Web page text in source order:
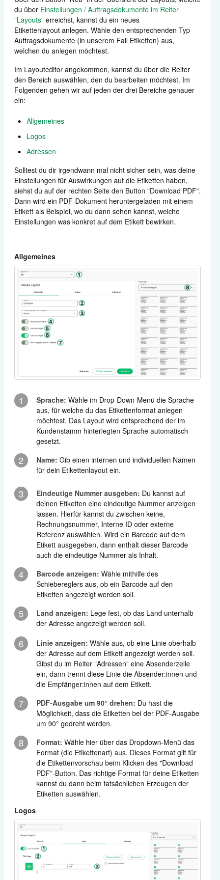
Zahlungen
Versand
Automatisierung
Berichte
du über Einstellungen / Auftragsdokumente im Reiter
"Layouts"erreichst, kannst du ein neues
Etikettenlayout anlegen. Wähle den entsprechenden Typ
Auftragsdokumente (in unserem Fall Etiketten) aus,
welchen du anlegen möchtest.
Im Layouteditor angekommen, kannst du über die Reiter
den Bereich auswählen, den du bearbeiten möchtest. Im
Folgenden gehen wir auf jeden der drei Bereiche genauer
ein:
Allgemeines
Logos
Adressen
Solltest du dir irgendwann mal nicht sicher sein, was deine
Einstellungen für Auswirkungen auf die Etiketten haben,
siehst du auf der rechten Seite den Button "Download PDF".
Dann wird ein PDF-Dokument heruntergeladen mit einem
Etikett als Beispiel, wo du dann sehen kannst, welche
Einstellungen was konkret auf dem Etikett bewirken.
Allgemeines
1 Sprache: Wähle im Drop-Down-Menü die Sprache
aus, für welche du das Etikettenformat anlegen
möchtest. Das Layout wird entsprechend der im
Kundenstamm hinterlegten Sprache automatisch
gesetzt.
2 Name: Gib einen internen und individuellen Namen
für dein Etikettenlayout ein.
3 Eindeutige Nummer ausgeben: Du kannst auf
deinen Etiketten eine eindeutige Nummer anzeigen
lassen. Hierfür kannst du zwischen keine,
Rechnungsnummer, Interne ID oder externe
Referenz auswählen. Wird ein Barcode auf dem
Etikett ausgegeben, dann enthält dieser Barcode
auch die eindeutige Nummer als Inhalt.
4 Barcode anzeigen: Wähle mithilfe des
Schiebereglers aus, ob ein Barcode auf den
Etiketten angezeigt werden soll.
5 Land anzeigen: Lege fest, ob das Land unterhalb
der Adresse angezeigt werden soll.
6 Linie anzeigen: Wähle aus, ob eine Linie oberhalb
der Adresse auf dem Etikett angezeigt werden soll.
Gibst du im Reiter "Adressen" eine Absenderzeile
ein, dann trennt diese Linie die Absender:innen und
die Empfänger:innen auf dem Etikett.
7 PDF-Ausgabe um 90° drehen: Du hast die
Möglichkeit, dass die Etiketten bei der PDF-Ausgabe
um 90° gedreht werden.
8 Format: Wähle hier über das Dropdown-Menü das
Format (die Etikettenart) aus. Dieses Format gilt für
die Etikettenvorschau beim Klicken des "Download
PDF"-Button. Das richtige Format für deine Etiketten
kannst du dann beim tatsächlichen Erzeugen der
Etiketten auswählen.
Logos